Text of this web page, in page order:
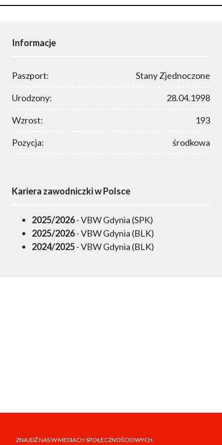
Informacje
Paszport: Stany Zjednoczone
Urodzony: 28.04.1998
Wzrost: 193
Pozycja: środkowa
Kariera zawodniczki w Polsce
2025/2026- VBW Gdynia (SPK)
2025/2026- VBW Gdynia (BLK)
2024/2025- VBW Gdynia (BLK)
ZNAJDŹ NAS W MEDIACH SPOŁECZNOŚCIOWYCH